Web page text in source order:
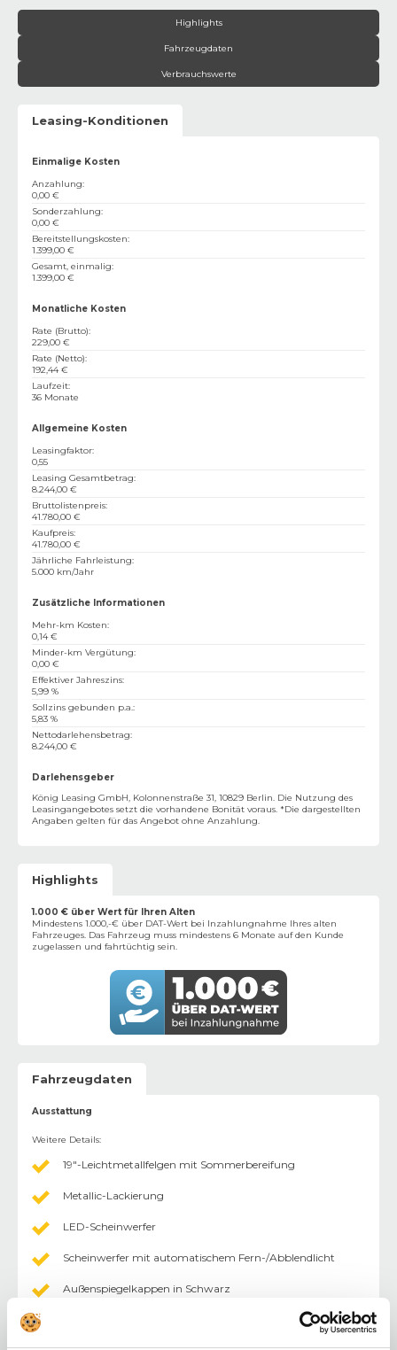
Highlights
Fahrzeugdaten
Verbrauchswerte
Leasing-Konditionen
Einmalige Kosten
Anzahlung:
0,00 €
Sonderzahlung:
0,00 €
Bereitstellungskosten:
1.399,00 €
Gesamt, einmalig:
1.399,00 €
Monatliche Kosten
Rate (Brutto):
229,00 €
Rate (Netto):
192,44 €
Laufzeit:
36 Monate
Allgemeine Kosten
Leasingfaktor:
0,55
Leasing Gesamtbetrag:
8.244,00 €
Bruttolistenpreis:
41.780,00 €
Kaufpreis:
41.780,00 €
Jährliche Fahrleistung:
5.000 km/Jahr
Zusätzliche Informationen
Mehr-km Kosten:
0,14 €
Minder-km Vergütung:
0,00 €
Effektiver Jahreszins:
5,99 %
Sollzins gebunden p.a.:
5,83 %
Nettodarlehensbetrag:
8.244,00 €
Darlehensgeber
König Leasing GmbH, Kolonnenstraße 31, 10829 Berlin. Die Nutzung des
Leasingangebotes setzt die vorhandene Bonität voraus. *Die dargestellten
Angaben gelten für das Angebot ohne Anzahlung.
Highlights
1.000 € über Wert für Ihren Alten
Mindestens 1.000,-€ über DAT-Wert bei Inzahlungnahme Ihres alten
Fahrzeuges. Das Fahrzeug muss mindestens 6 Monate auf den Kunde
zugelassen und fahrtüchtig sein.
Fahrzeugdaten
Ausstattung
Weitere Details:
19"-Leichtmetallfelgen mit Sommerbereifung
Metallic-Lackierung
LED-Scheinwerfer
Scheinwerfer mit automatischem Fern-/Abblendlicht
Außenspiegelkappen in Schwarz
Elektrisch anklappbare und beheizbare Außenspiegel mit